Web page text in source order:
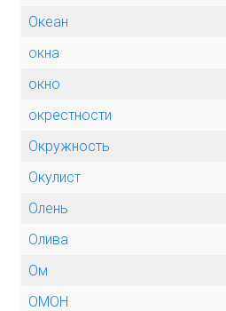
Океан
окна
окно
окрестности
Окружность
Окулист
Олень
Олива
Ом
ОМОН